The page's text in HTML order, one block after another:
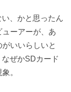
、かと思ったん
ーアーが、あ
いいらしいと
ぜかSDカード
。